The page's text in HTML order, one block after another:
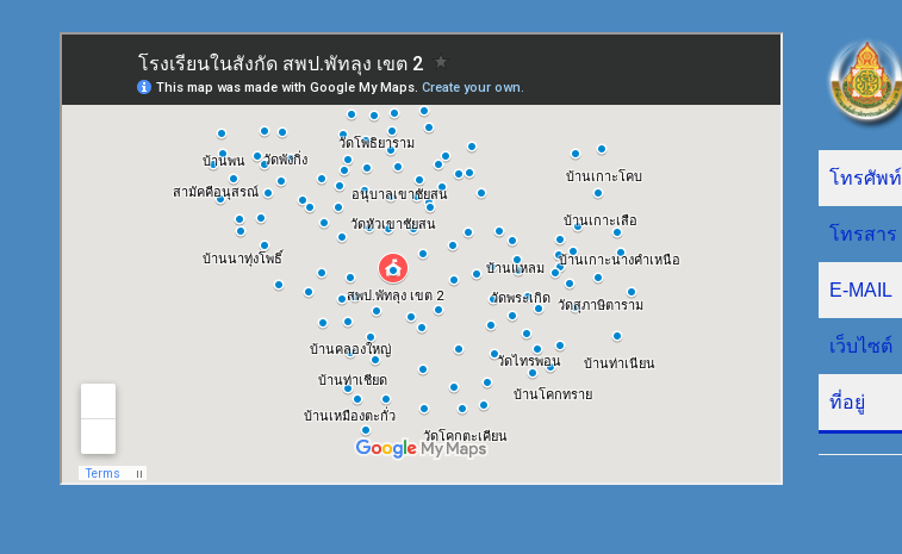
โทรศัพท์
โทรสาร
E-MAIL
เว็บไซต์
ที่อยู่